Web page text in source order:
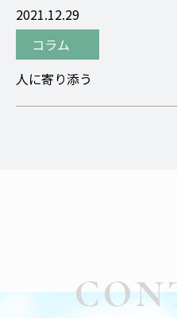
2021.12.29
コラム
人に寄り添う